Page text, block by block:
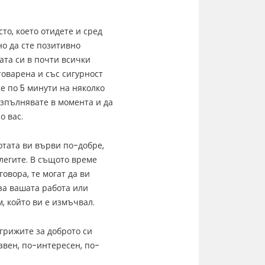
което отидете и сред
да сте позитивно
си в почти всички
и със сигурност
по 5 минути на няколко
в момента и да
вас.
ви върви по-добре,
В същото време
те могат да ви
вашата работа или
който ви е измъчвал.
за доброто си
по-интересен, по-